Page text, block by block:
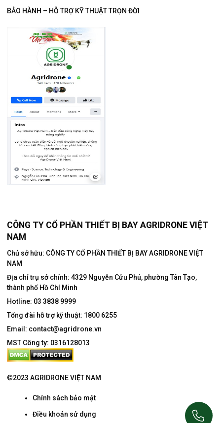
BẢO HÀNH – HỖ TRỢ KỸ THUẬT TRỌN ĐỜI
CÔNG TY CỔ PHẦN THIẾT BỊ BAY AGRIDRONE VIỆT
NAM
Chủ sở hữu: CÔNG TY CỔ PHẦN THIẾT BỊ BAY AGRIDRONE VIỆT
NAM
Địa chỉ trụ sở chính: 4329 Nguyễn Cửu Phú, phường Tân Tạo,
thành phố Hồ Chí Minh
Hotline: 03 3838 9999
Tổng đài hỗ trợ kỹ thuật: 1800 6255
Email: contact@agridrone.vn
MST Công ty: 0316128013
©2023 AGRIDRONE VIỆT NAM
Chính sách bảo mật
Điều khoản sử dụng